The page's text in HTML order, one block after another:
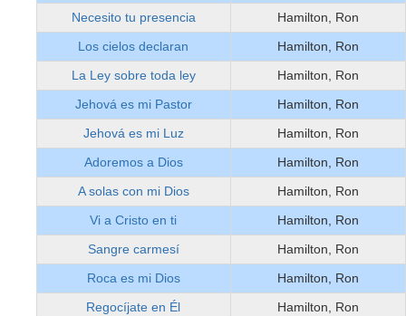
Necesito tu presencia
Hamilton, Ron
Los cielos declaran
Hamilton, Ron
La Ley sobre toda ley
Hamilton, Ron
Jehová es mi Pastor
Hamilton, Ron
Jehová es mi Luz
Hamilton, Ron
Adoremos a Dios
Hamilton, Ron
A solas con mi Dios
Hamilton, Ron
Vi a Cristo en ti
Hamilton, Ron
Sangre carmesí
Hamilton, Ron
Roca es mi Dios
Hamilton, Ron
Regocíjate en Él
Hamilton, Ron